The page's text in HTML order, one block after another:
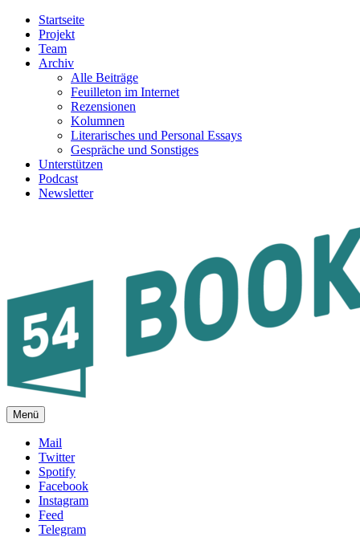
Startseite
Projekt
Team
Archiv
Alle Beiträge
Feuilleton im Internet
Rezensionen
Kolumnen
Literarisches und Personal Essays
Gespräche und Sonstiges
Unterstützen
Podcast
Newsletter
FEUILLETON IM INTERNET
Menü
Mail
Twitter
Spotify
Facebook
Instagram
Feed
Telegram